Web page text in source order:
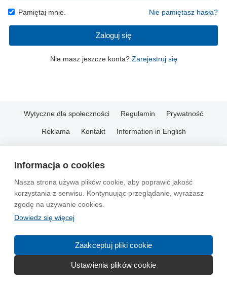
Informacja o cookies
Nasza strona używa plików cookie, aby poprawić jakość
korzystania z serwisu. Kontynuując przeglądanie, wyrażasz
zgodę na używanie cookies.
Dowiedz się więcej
Zaakceptuj pliki cookie
Ustawienia plików cookie
Pamiętaj mnie. Nie pamiętasz hasła?
Zaloguj się
Nie masz jeszcze konta? Zarejestruj się
Wytyczne dla społeczności Regulamin Prywatność
Reklama Kontakt Information in English